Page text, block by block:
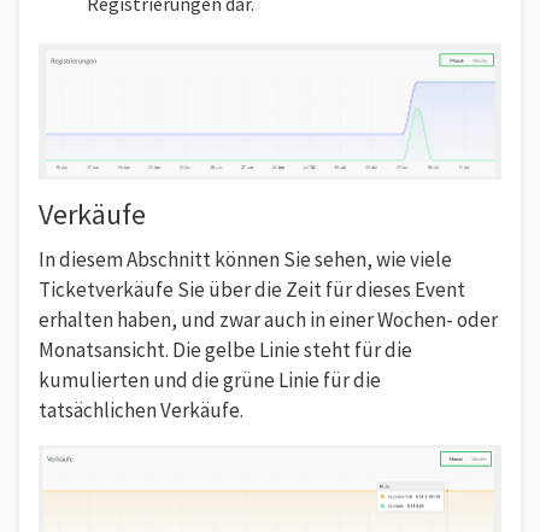
Verkäufe
In diesem Abschnitt können Sie sehen, wie viele
Ticketverkäufe Sie über die Zeit für dieses Event
erhalten haben, und zwar auch in einer Wochen- oder
Monatsansicht. Die gelbe Linie steht für die
kumulierten und die grüne Linie für die
tatsächlichen Verkäufe.